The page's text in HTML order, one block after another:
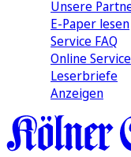
Unsere
E-Paper lesen
Service FAQ
Online Service
Leserbriefe
Anzeigen